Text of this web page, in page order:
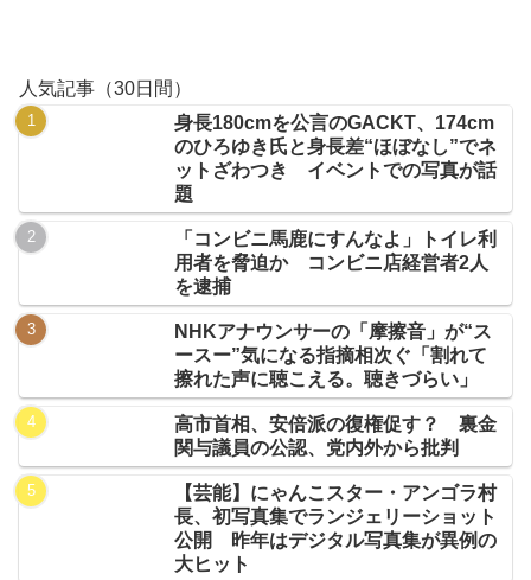
人気記事（30日間）
身長180cmを公言のGACKT、174cm
のひろゆき氏と身長差“ほぼなし”でネ
ットざわつき イベントでの写真が話
題
「コンビニ馬鹿にすんなよ」トイレ利
用者を脅迫か コンビニ店経営者2人
を逮捕
NHKアナウンサーの「摩擦音」が“ス
ースー”気になる指摘相次ぐ「割れて
擦れた声に聴こえる。聴きづらい」
高市首相、安倍派の復権促す？ 裏金
関与議員の公認、党内外から批判
【芸能】にゃんこスター・アンゴラ村
長、初写真集でランジェリーショット
公開 昨年はデジタル写真集が異例の
大ヒット